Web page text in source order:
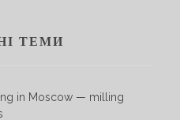
ТЕМИ
in Moscow — milling